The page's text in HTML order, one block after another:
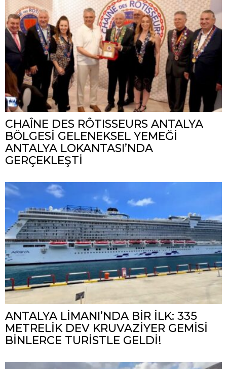
CHAÎNE DES RÔTISSEURS ANTALYA
BÖLGESİ GELENEKSEL YEMEĞİ
ANTALYA LOKANTASI’NDA
GERÇEKLEŞTİ
ANTALYA LİMANI’NDA BİR İLK: 335
METRELİK DEV KRUVAZİYER GEMİSİ
BİNLERCE TURİSTLE GELDİ!